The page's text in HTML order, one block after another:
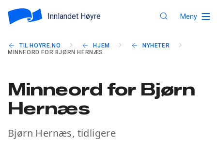
Innlandet Høyre Meny
TIL HOYRE.NO HJEM
NYHETER
MINNEORD FOR BJØRN HERNÆS
Minneord for Bjørn
Hernæs
Bjørn Hernæs, tidligere